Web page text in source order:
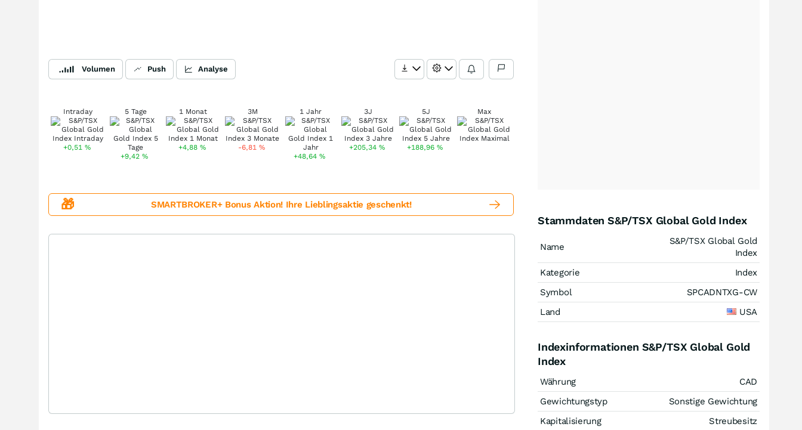
Volumen Push Analyse
Intraday
+0,51 %
5 Tage
+9,42%
1 Monat
+4,88 %
3M
-6,81 %
1 Jahr
+48,64%
3J
+205,34 %
5J
+188,96 %
Max
🎁 SMARTBROKER+ Bonus Aktion! Ihre Lieblingsaktie geschenkt!
Stammdaten S&P/TSX Global Gold Index
Name
S&P/TSX Global Gold
Index
Kategorie
Index
Symbol
SPCADNTXG-CW
Land
USA
Indexinformationen S&P/TSX Global Gold
Index
Währung
CAD
Gewichtungstyp
Sonstige Gewichtung
Kapitalisierung
Streubesitz